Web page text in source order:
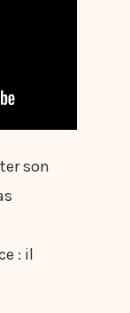
son
: il